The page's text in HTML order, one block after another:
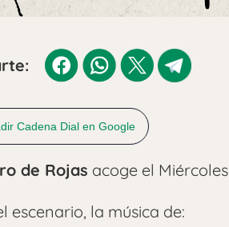
Cadena Dial en Google
de Rojas acoge el Miércoles
escenario, la música de: